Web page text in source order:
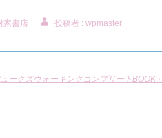
家書店 投稿者 : wpmaster
ュークズウォーキングコンプリートBOOK」